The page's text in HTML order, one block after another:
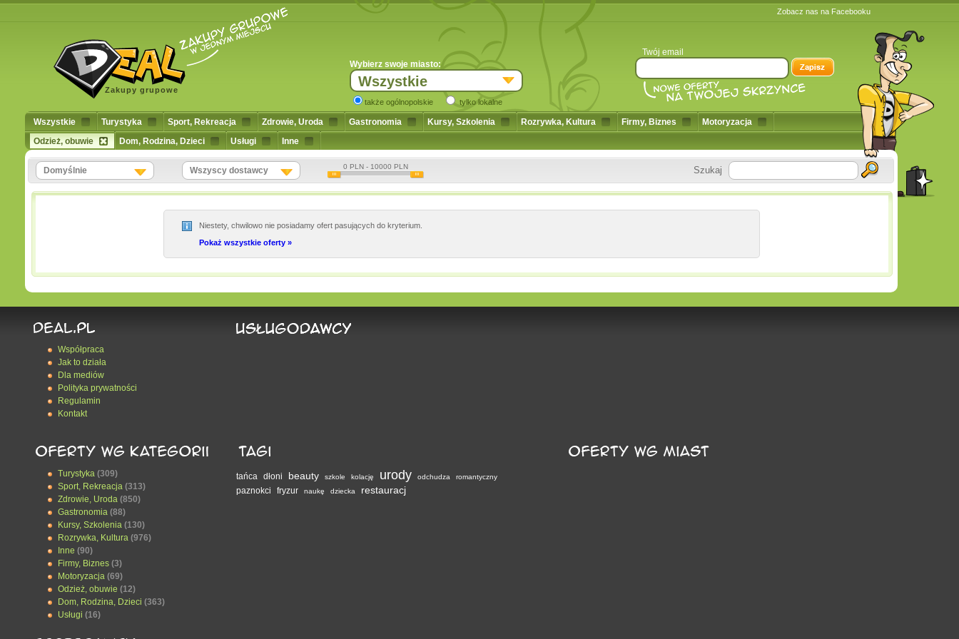
Zakupy grupowe
Wybierz swoje miasto:
Wszystkie
także ogólnopolskie tylko lokalne
Twój email
Zobacz nas na Facebooku
Wszystkie Turystyka Sport, Rekreacja Zdrowie, Uroda Gastronomia Kursy, Szkolenia Rozrywka, Kultura Firmy, Biznes
Motoryzacja
Odzież, obuwie
Dom, Rodzina, Dzieci Usługi Inne
Domyślnie Wszyscy dostawcy 0 PLN - 10000 PLN Szukaj
Niestety, chwilowo nie posiadamy ofert pasujących do kryterium.
Pokaż wszystkie oferty »
Współpraca
Jak to działa
Dla mediów
Polityka prywatności
Regulamin
Kontakt
Turystyka (309)
Sport, Rekreacja (313)
Zdrowie, Uroda (850)
Gastronomia (88)
Kursy, Szkolenia (130)
Rozrywka, Kultura (976)
Inne (90)
Firmy, Biznes (3)
Motoryzacja (69)
Odzież, obuwie (12)
Dom, Rodzina, Dzieci (363)
Usługi (16)
tańca dłoni beauty szkole kolację urody odchudza romantyczny
paznokci fryzur naukę dziecka restauracj